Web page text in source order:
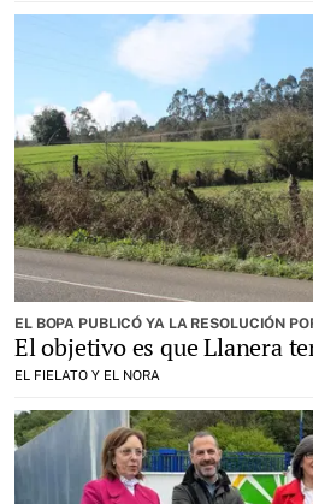
EL BOPA PUBLICÓ YA LA RESOLUCIÓN
El objetivo es que Llanera
EL FIELATO Y EL NORA